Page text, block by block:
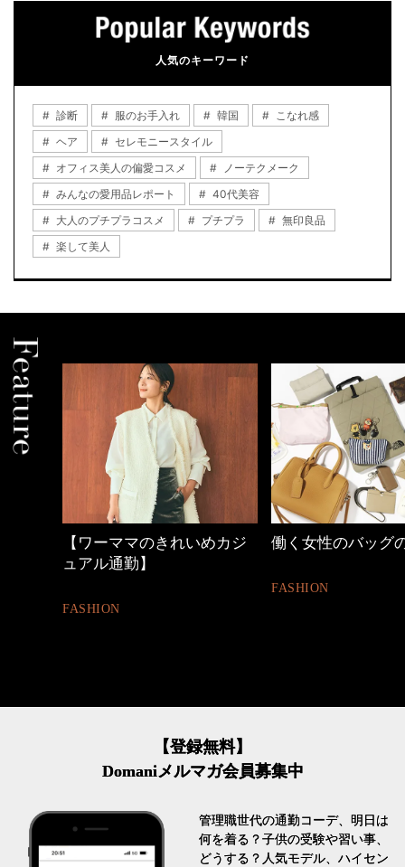
人気のキーワード
診断 服のお手入れ 韓国
こなれ感
ヘア
セレモニースタイル
オフィス美人の偏愛コスメ
ノーテクメーク
みんなの愛用品レポート
40代美容
大人のプチプラコスメ
プチプラ
無印良品
楽して美人
【ワーママのきれいめカジ
ュアル通勤】
FASHION
働く女性のバッグの
FASHION
【登録無料】
Domaniメルマガ会員募集中
管理職世代の通勤コーデ、明日は
何を着る？子供の受験や習い事、
どうする？人気モデル、ハイセン